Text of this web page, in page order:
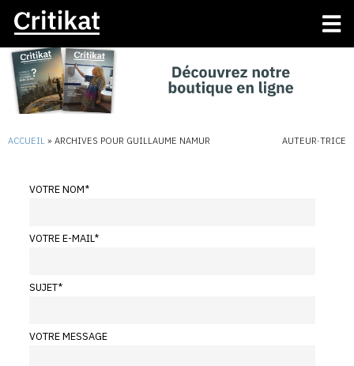
ACCUEIL » ARCHIVES POUR GUILLAUME NAMUR AUTEUR·TRICE
VOTRE NOM*
VOTRE E-MAIL*
SUJET*
VOTRE MESSAGE